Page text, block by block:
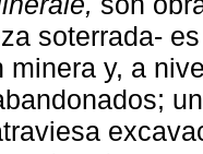
soterrada-
minera y, a